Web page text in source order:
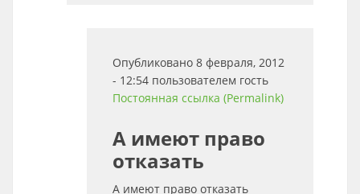
Опубликовано 8 февраля, 2012
- 12:54 пользователем гость
Постоянная ссылка (Permalink)
А имеют право
отказать
А имеют право отказать